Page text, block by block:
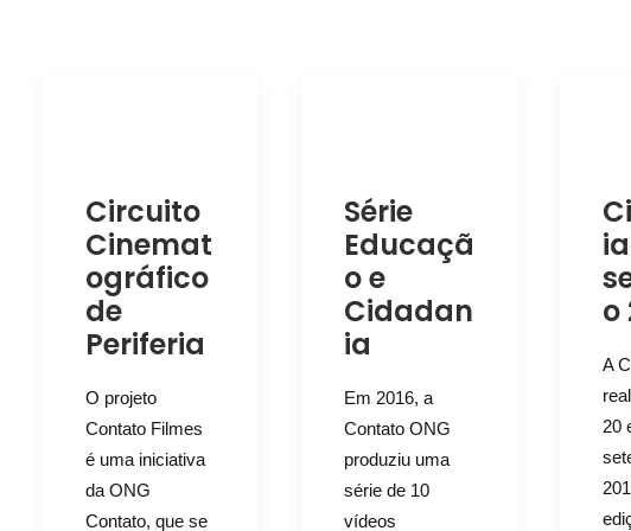
Circuito
Cinemat
ográfico
de
Periferia
O projeto
Contato Filmes
é uma iniciativa
da ONG
Contato, que se
Série
Educaçã
o e
Cidadan
ia
Em 2016, a
Contato ONG
produziu uma
série de 10
vídeos
o
A
20